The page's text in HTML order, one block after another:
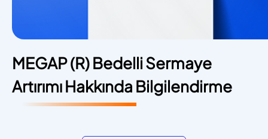
MEGAP (R) Bedelli Sermaye
Artırımı Hakkında Bilgilendirme